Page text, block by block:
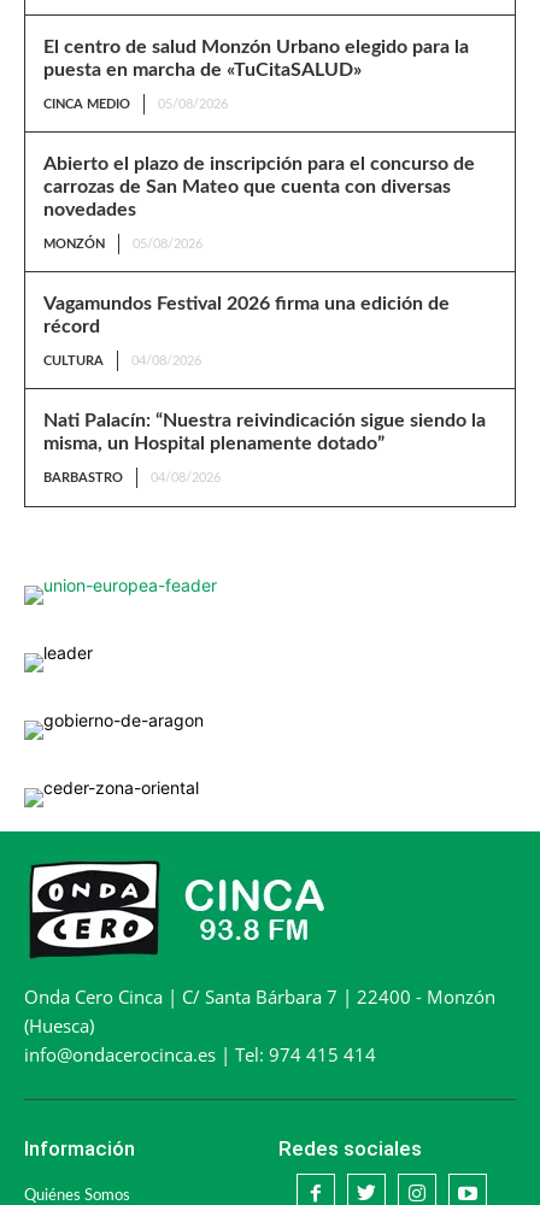
El centro de salud Monzón Urbano elegido para la
puesta en marcha de «TuCitaSALUD»
CINCA MEDIO 05/08/2026
Abierto el plazo de inscripción para el concurso de
carrozas de San Mateo que cuenta con diversas
novedades
MONZÓN 05/08/2026
Vagamundos Festival 2026 firma una edición de
récord
CULTURA 04/08/2026
Nati Palacín: “Nuestra reivindicación sigue siendo la
misma, un Hospital plenamente dotado”
BARBASTRO 04/08/2026
Onda Cero Cinca | C/ Santa Bárbara 7 | 22400 - Monzón
(Huesca)
info@ondacerocinca.es | Tel: 974 415 414
Información
Quiénes Somos
Redes sociales